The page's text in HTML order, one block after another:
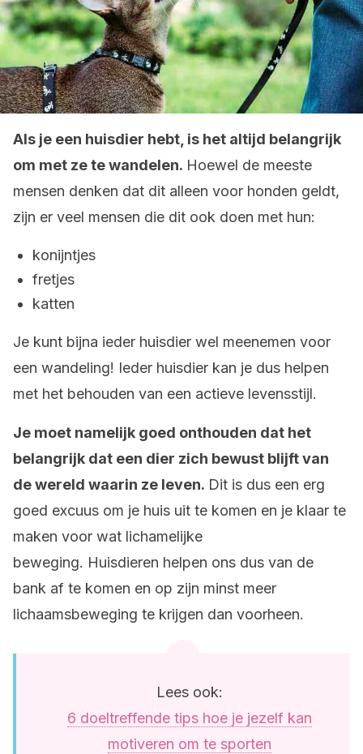
Als je een huisdier hebt, is het altijd belangrijk
om met ze te wandelen. Hoewel de meeste
mensen denken dat dit alleen voor honden geldt,
zijn er veel mensen die dit ook doen met hun:
konijntjes
fretjes
katten
Je kunt bijna ieder huisdier wel meenemen voor
een wandeling! Ieder huisdier kan je dus helpen
met het behouden van een actieve levensstijl.
Je moet namelijk goed onthouden dat het
belangrijk dat een dier zich bewust blijft van
de wereld waarin ze leven. Dit is dus een erg
goed excuus om je huis uit te komen en je klaar te
maken voor wat lichamelijke
beweging. Huisdieren helpen ons dus van de
bank af te komen en op zijn minst meer
lichaamsbeweging te krijgen dan voorheen.
Lees ook:
6 doeltreffende tips hoe je jezelf kan
motiveren om te sporten